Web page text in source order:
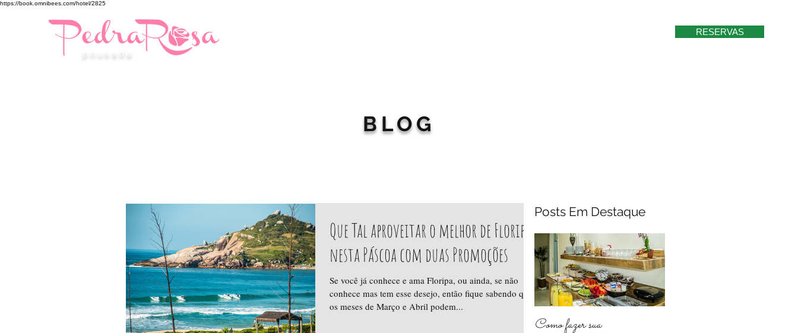
https://book.omnibees.com/hotel/2825
p o u s a d a
RESERVAS
BLOG
Que Tal aproveitar o melhor de Floripa
nesta Páscoa com duas Promoções
Se você já conhece e ama Floripa, ou ainda, se não
conhece mas tem esse desejo, então fique sabendo que
os meses de Março e Abril podem...
Posts Em Destaque
Como fazer sua